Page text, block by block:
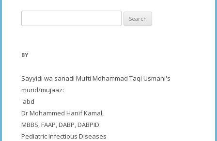
for:
BY
Sayyidi wa sanadi Mufti Mohammad Taqi Usmani's
murid/mujaaz:
'abd
Dr Mohammed Hanif Kamal,
MBBS, FAAP, DABP, DABPID
Pediatric Infectious Diseases